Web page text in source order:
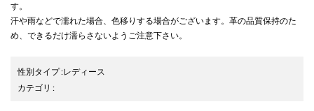
す。
汗や雨などで濡れた場合、色移りする場合がございます。革の品質保持のた
め、できるだけ濡らさないようご注意下さい。
性別タイプ:レディース
カテゴリ :